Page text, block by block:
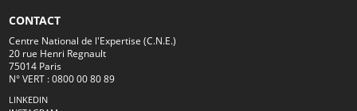
CONTACT
Centre National de l'Expertise (C.N.E.)
20 rue Henri Regnault
75014 Paris
N° VERT : 0800 00 80 89
LINKEDIN